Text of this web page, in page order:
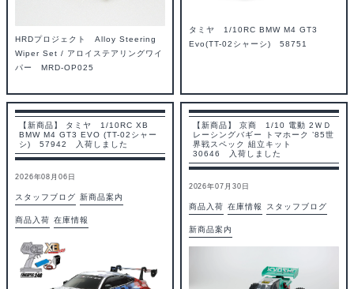
HRDプロジェクト Alloy Steering
Wiper Set / アロイステアリングワイ
パー MRD-OP025
タミヤ 1/10RC BMW M4 GT3
Evo(TT-02シャーシ) 58751
【新商品】 タミヤ 1/10RC XB
BMW M4 GT3 EVO (TT-02シャー
シ) 57942 入荷しました
2026年08月06日
スタッフブログ 新商品案内
商品入荷 在庫情報
【新商品】 京商 1/10 電動 2ＷＤ
レーシングバギー トマホーク ’85世
界戦スペック 組立キット
30646 入荷しました
2026年07月30日
商品入荷 在庫情報 スタッフブログ
新商品案内